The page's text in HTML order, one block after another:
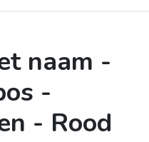
naam -
-
- Rood